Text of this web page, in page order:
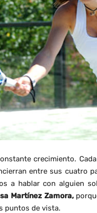
crecimiento.
entre sus cuatro
a hablar con alguien
Martínez Zamora,
puntos de vista.